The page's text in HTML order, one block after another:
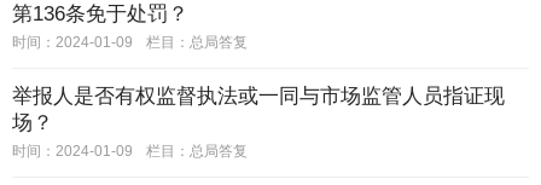
第136条免于处罚？
时间：2024-01-09 栏目： 总局答复
举报人是否有权监督执法或一同与市场监管人员指证现
场？
时间：2024-01-09 栏目： 总局答复